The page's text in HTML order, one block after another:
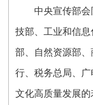
中央宣传部
技部、工业和信
部、自然资源部
行、税务总局、
文化高质量发展